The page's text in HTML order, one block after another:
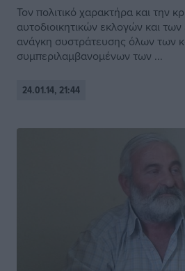
Τον πολιτικό χαρακτήρα και την
αυτοδιοικητικών εκλογών και
ανάγκη συστράτευσης όλων των
συμπεριλαμβανομένων των ...
24.01.14, 21:44